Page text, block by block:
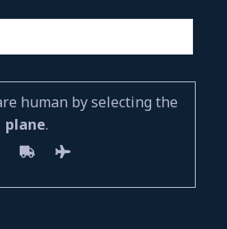
human by selecting the
plane.